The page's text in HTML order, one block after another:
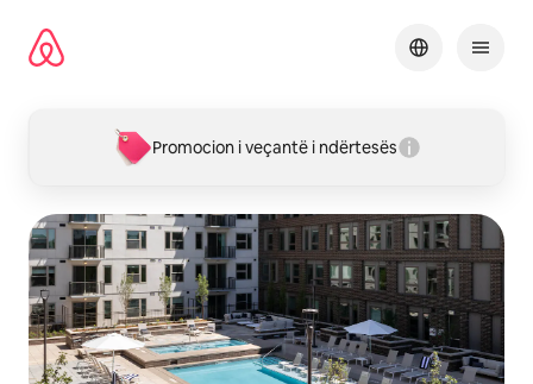
përmbajtja
Promocion i veçantë i ndërtesës